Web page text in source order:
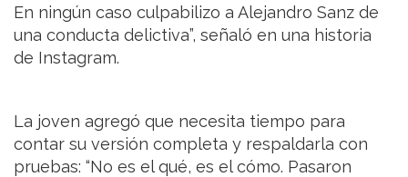
En ningún caso culpabilizo a Alejandro Sanz de
una conducta delictiva”, señaló en una historia
de Instagram.
La joven agregó que necesita tiempo para
contar su versión completa y respaldarla con
pruebas: “No es el qué, es el cómo. Pasaron